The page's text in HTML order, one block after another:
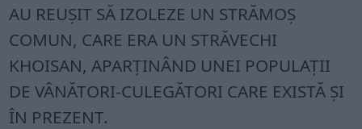
AU REUŞIT SĂ IZOLEZE UN STRĂMOŞ
COMUN, CARE ERA UN STRĂVECHI
KHOISAN, APARŢINÂND UNEI POPULAŢII
DE VÂNĂTORI-CULEGĂTORI CARE EXISTĂ ŞI
ÎN PREZENT.